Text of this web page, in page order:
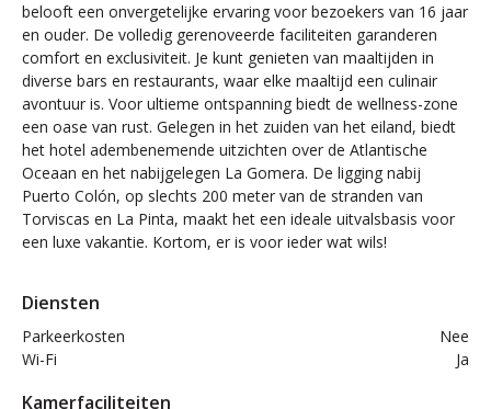
belooft een onvergetelijke ervaring voor bezoekers van 16 jaar
en ouder. De volledig gerenoveerde faciliteiten garanderen
comfort en exclusiviteit. Je kunt genieten van maaltijden in
diverse bars en restaurants, waar elke maaltijd een culinair
avontuur is. Voor ultieme ontspanning biedt de wellness-zone
een oase van rust. Gelegen in het zuiden van het eiland, biedt
het hotel adembenemende uitzichten over de Atlantische
Oceaan en het nabijgelegen La Gomera. De ligging nabij
Puerto Colón, op slechts 200 meter van de stranden van
Torviscas en La Pinta, maakt het een ideale uitvalsbasis voor
een luxe vakantie. Kortom, er is voor ieder wat wils!
Diensten
Parkeerkosten
Nee
Wi-Fi
Ja
Kamerfaciliteiten